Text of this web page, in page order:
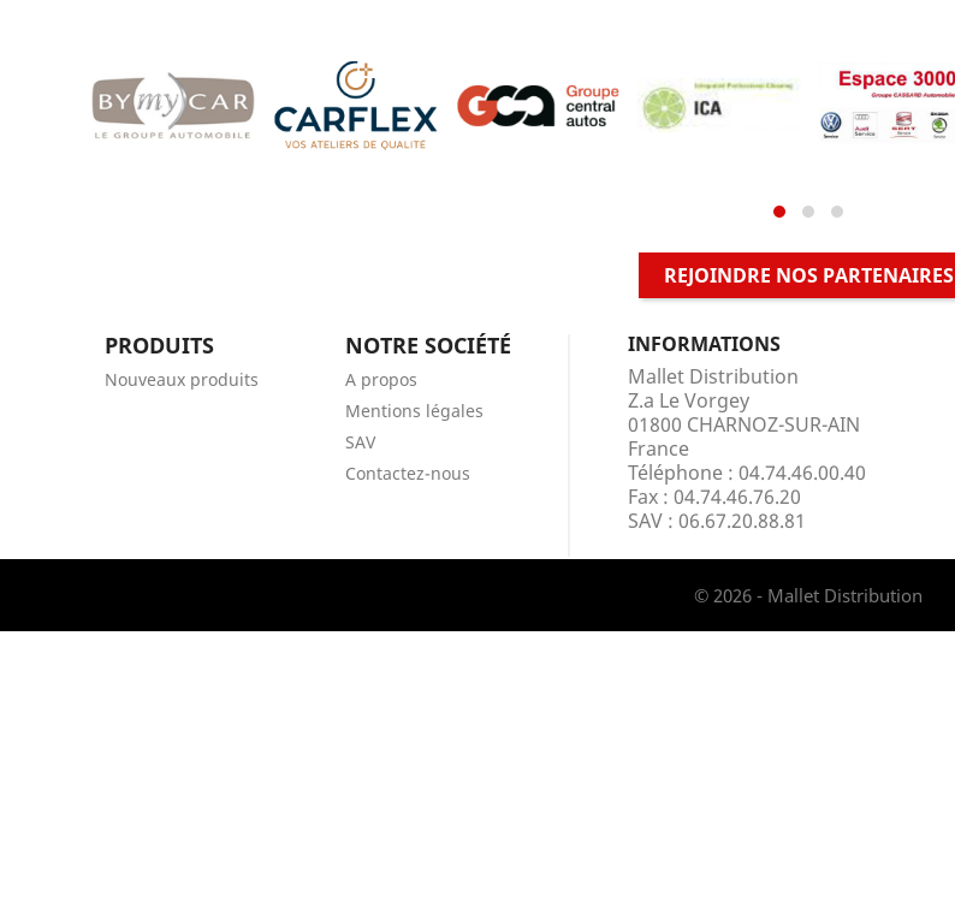
REJOINDRE NOS PARTENAIRES
PRODUITS
Nouveaux produits
NOTRE SOCIÉTÉ
A propos
Mentions légales
SAV
Contactez-nous
INFORMATIONS
Mallet Distribution
Z.a Le Vorgey
01800 CHARNOZ-SUR-AIN
France
Téléphone : 04.74.46.00.40
Fax : 04.74.46.76.20
SAV : 06.67.20.88.81
© 2026 - Mallet Distribution